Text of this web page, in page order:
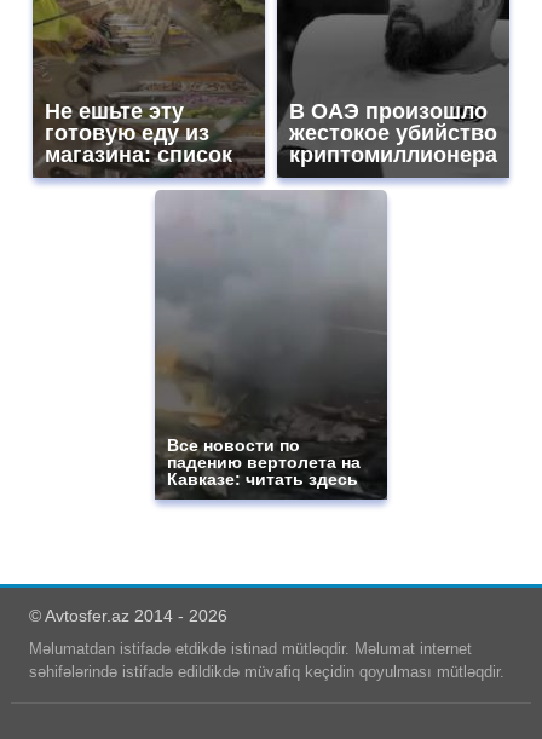
Не ешьте эту
готовую еду из
магазина: список
В ОАЭ произошло
жестокое убийство
криптомиллионера
Все новости по
падению вертолета на
Кавказе: читать здесь
© Avtosfer.az 2014 - 2026
Məlumatdan istifadə etdikdə istinad mütləqdir. Məlumat internet
səhifələrində istifadə edildikdə müvafiq keçidin qoyulması mütləqdir.